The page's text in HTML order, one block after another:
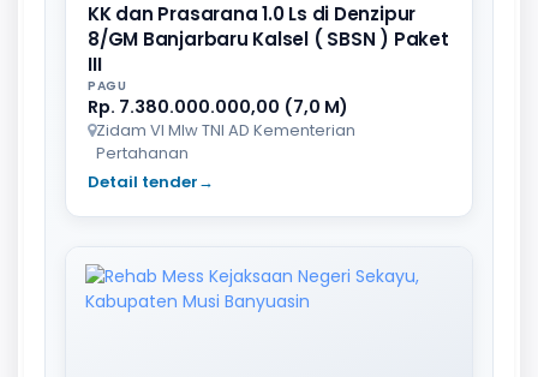
KK dan Prasarana 1.0 Ls di Denzipur
8/GM Banjarbaru Kalsel ( SBSN ) Paket
III
PAGU
Rp. 7.380.000.000,00 (7,0 M)
Zidam VI Mlw TNI AD Kementerian
Pertahanan
Detail tender→